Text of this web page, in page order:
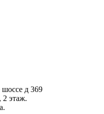
шоссе д 369
этаж.